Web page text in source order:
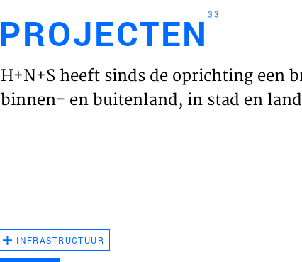
HOME
PROJECTEN33
H+N+S heeft sinds de oprichting een
binnen- en buitenland, in stad en
INFRASTRUCTUUR